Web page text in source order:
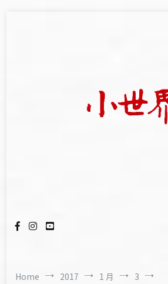
Home 2017 1 月
3